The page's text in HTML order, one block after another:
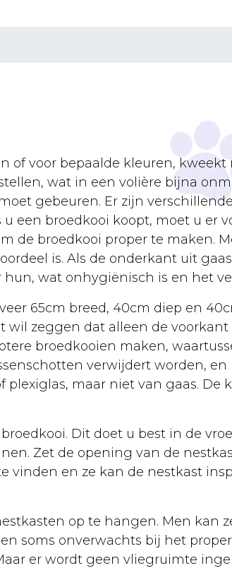
of voor bepaalde kleuren,
wat in een volière bijna
gebeuren. Er zijn
een broedkooi koopt, moet u er
de broedkooi proper te maken.
is. Als de onderkant uit
wat onhygiënisch is en het
65cm breed, 40cm diep en
wil zeggen dat alleen de
broedkooien maken,
verwijdert worden,
maar niet van gaas. De
Dit doet u best in de
Zet de opening van de
en ze kan de nestkast
op te hangen. Men kan
soms onverwachts bij het
er wordt geen vliegruimte